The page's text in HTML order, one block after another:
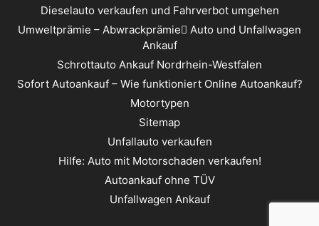
Dieselauto verkaufen und Fahrverbot umgehen
Umweltprämie – Abwrackprämie ِAuto und Unfallwagen
Ankauf
Schrottauto Ankauf Nordrhein-Westfalen
Sofort Autoankauf – Wie funktioniert Online Autoankauf?
Motortypen
Sitemap
Unfallauto verkaufen
Hilfe: Auto mit Motorschaden verkaufen!
Autoankauf ohne TÜV
Unfallwagen Ankauf